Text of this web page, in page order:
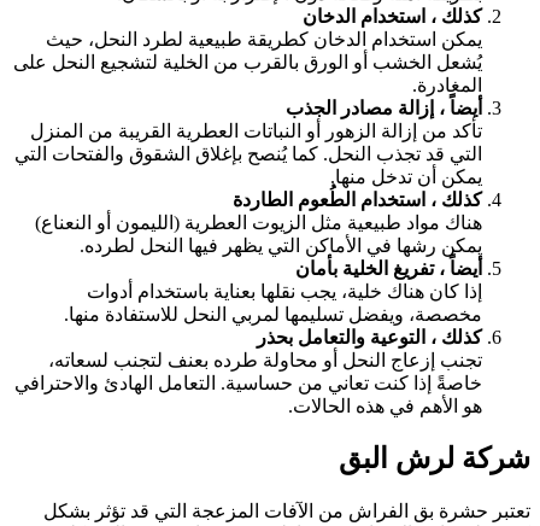
كذلك ، استخدام الدخان
يمكن استخدام الدخان كطريقة طبيعية لطرد النحل، حيث
يُشعل الخشب أو الورق بالقرب من الخلية لتشجيع النحل على
المغادرة.
أيضاً ، إزالة مصادر الجذب
تأكد من إزالة الزهور أو النباتات العطرية القريبة من المنزل
التي قد تجذب النحل. كما يُنصح بإغلاق الشقوق والفتحات التي
يمكن أن تدخل منها.
كذلك ، استخدام الطُعوم الطاردة
هناك مواد طبيعية مثل الزيوت العطرية (الليمون أو النعناع)
يمكن رشها في الأماكن التي يظهر فيها النحل لطرده.
أيضاً ، تفريغ الخلية بأمان
إذا كان هناك خلية، يجب نقلها بعناية باستخدام أدوات
مخصصة، ويفضل تسليمها لمربي النحل للاستفادة منها.
كذلك ، التوعية والتعامل بحذر
تجنب إزعاج النحل أو محاولة طرده بعنف لتجنب لسعاته،
خاصةً إذا كنت تعاني من حساسية. التعامل الهادئ والاحترافي
هو الأهم في هذه الحالات.
لرش البق
حشرة بق الفراش من الآفات المزعجة التي قد تؤثر بشكل